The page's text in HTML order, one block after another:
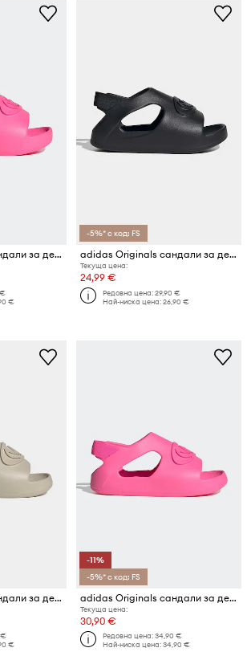
adidas Originals сандали за деца CAMPUS 00s FOAM SLIDE
€
€
-5%* с код: FS
adidas Originals сандали за деца CAMPUS 00s FOAM SLIDE
Текуща цена:
24,99 €
Редовна цена:29,90 €
Най-ниска цена:26,90 €
adidas Originals сандали за деца CAMPUS 00s FOAM SLIDE
€
€
-11%
-5%* с код: FS
adidas Originals сандали за деца CAMPUS 00s FOAM SLIDE
Текуща цена:
30,90 €
Редовна цена:34,90 €
Най-ниска цена:34,90 €